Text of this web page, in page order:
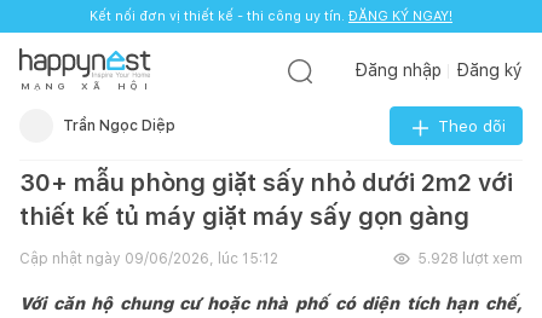
Kết nối đơn vị thiết kế - thi công uy tín. ĐĂNG KÝ NGAY!
M Ạ N G X Ã H Ộ I
Đăng nhập Đăng ký
Trần Ngọc Diệp Theo dõi
30+ mẫu phòng giặt sấy nhỏ dưới 2m2 với
thiết kế tủ máy giặt máy sấy gọn gàng
Cập nhật ngày 09/06/2026, lúc 15:12 5.928 lượt xem
Với căn hộ chung cư hoặc nhà phố có diện tích hạn chế,